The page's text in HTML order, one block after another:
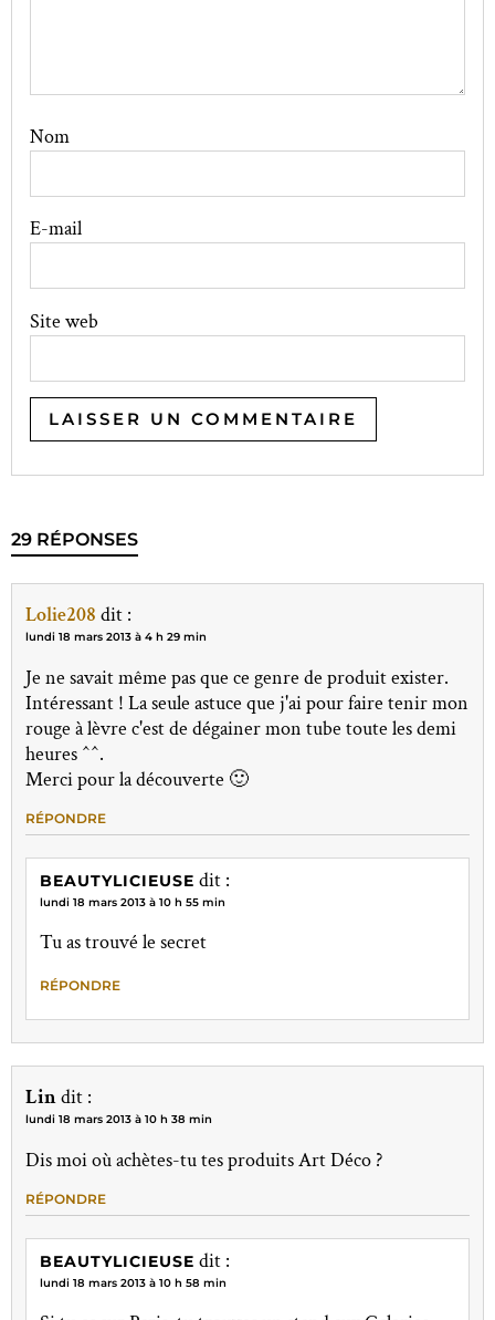
Nom
E-mail
Site web
29 RÉPONSES
Lolie208 dit :
lundi 18 mars 2013 à 4 h 29 min
Je ne savait même pas que ce genre de produit exister.
Intéressant ! La seule astuce que j'ai pour faire tenir mon
rouge à lèvre c'est de dégainer mon tube toute les demi
heures ^^.
Merci pour la découverte 🙂
RÉPONDRE
BEAUTYLICIEUSE dit :
lundi 18 mars 2013 à 10 h 55 min
Tu as trouvé le secret
RÉPONDRE
Lindit :
lundi 18 mars 2013 à 10 h 38 min
Dis moi où achètes-tu tes produits Art Déco ?
RÉPONDRE
BEAUTYLICIEUSE dit :
lundi 18 mars 2013 à 10 h 58 min